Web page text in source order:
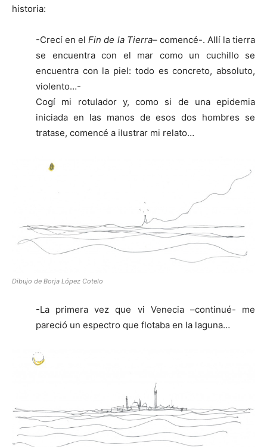
historia:
-Crecí en elFin de la Tierra– comencé-. Allí la tierra
se encuentra con el mar como un cuchillo se
encuentra con la piel: todo es concreto, absoluto,
violento…-
Cogí mi rotulador y, como si de una epidemia
iniciada en las manos de esos dos hombres se
tratase, comencé a ilustrar mi relato…
Dibujo de Borja López Cotelo
-La primera vez que vi Venecia –continué- me
pareció un espectro que flotaba en la laguna…